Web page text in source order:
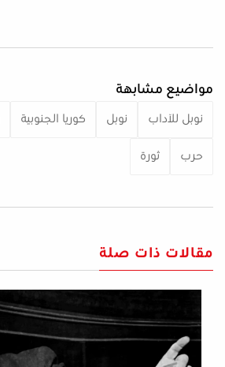
مواضيع مشابهة
نوبل للآداب نوبل كوريا الجنوبية
حرب ثورة
مقالات ذات صلة